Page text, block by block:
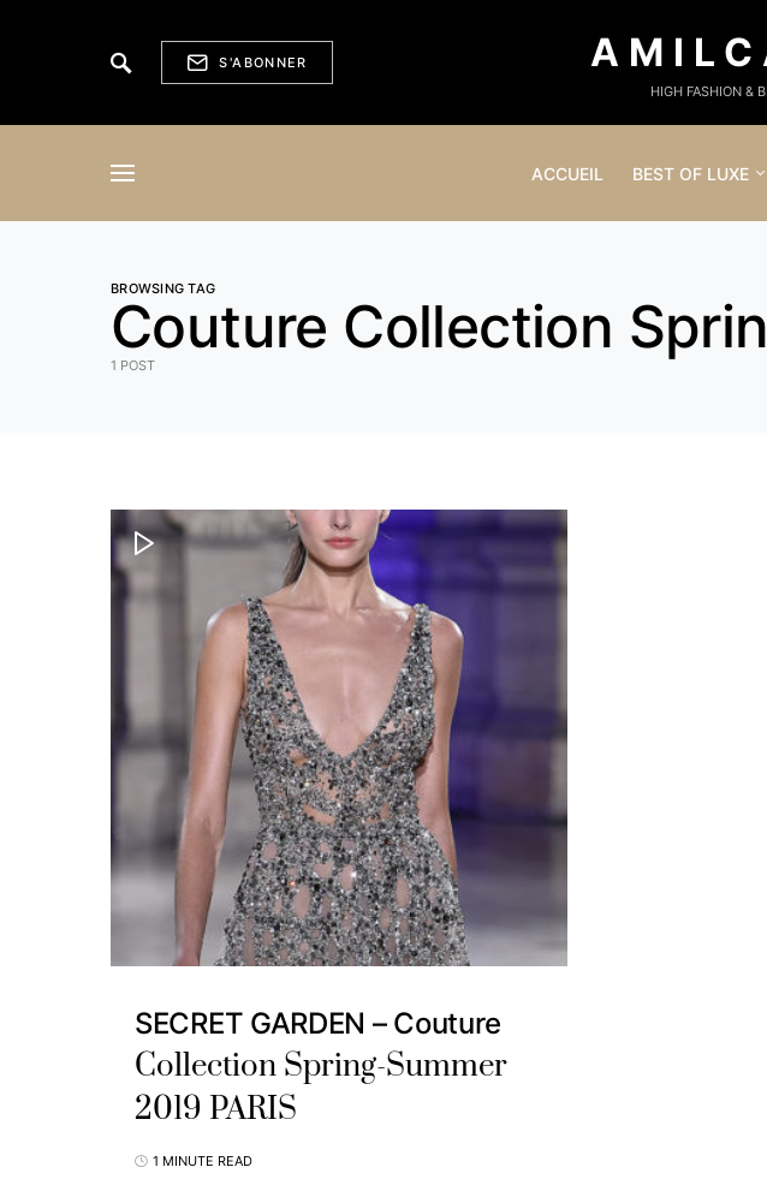
S'ABONNER
HIGH FASHION &
ACCUEIL BEST OF LUXE
BROWSING TAG
Couture Collection
1 POST
SECRET GARDEN – Couture
Collection Spring-Summer
2019 PARIS
1 MINUTE READ